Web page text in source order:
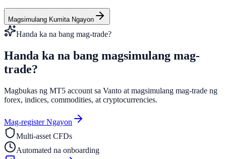
Magsimulang Kumita Ngayon
Handa ka na bang mag-trade?
Handa ka na bang magsimulang mag-
trade?
Magbukas ng MT5 account sa Vanto at magsimulang mag-trade ng
forex, indices, commodities, at cryptocurrencies.
Mag-register Ngayon
Multi-asset CFDs
Automated na onboarding